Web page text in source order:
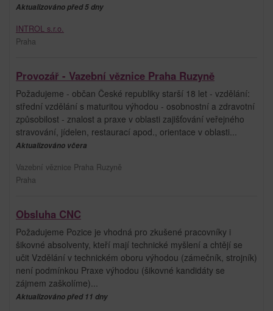
Aktualizováno před 5 dny
INTROL s.r.o.
Praha
Provozář - Vazební věznice Praha Ruzyně
Požadujeme - občan České republiky starší 18 let - vzdělání:
střední vzdělání s maturitou výhodou - osobnostní a zdravotní
způsobilost - znalost a praxe v oblasti zajišťování veřejného
stravování, jídelen, restaurací apod., orientace v oblasti...
Aktualizováno včera
Vazební věznice Praha Ruzyně
Praha
Obsluha CNC
Požadujeme Pozice je vhodná pro zkušené pracovníky i
šikovné absolventy, kteří mají technické myšlení a chtějí se
učit Vzdělání v technickém oboru výhodou (zámečník, strojník)
není podmínkou Praxe výhodou (šikovné kandidáty se
zájmem zaškolíme)...
Aktualizováno před 11 dny